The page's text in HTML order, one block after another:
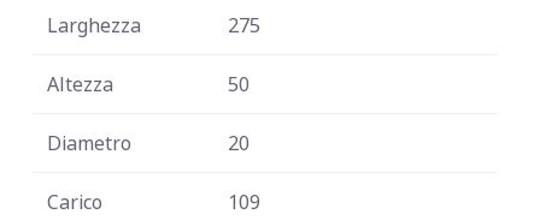
Larghezza 275
Altezza 50
Diametro 20
Carico 109